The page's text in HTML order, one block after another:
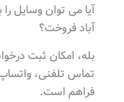
آیا می توان وسایل
آباد فروخت؟
بله، امکان ثبت
فراهم است.